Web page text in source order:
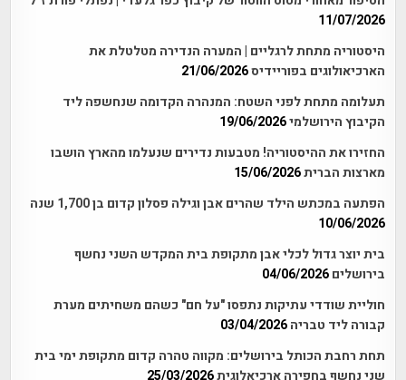
11/07/2026
היסטוריה מתחת לרגליים | המערה הנדירה מטלטלת את
הארכיאולוגים בפוריידיס21/06/2026
תעלומה מתחת לפני השטח: המנהרה הקדומה שנחשפה ליד
הקיבוץ הירושלמי19/06/2026
החזירו את ההיסטוריה! מטבעות נדירים שנעלמו מהארץ הושבו
מארצות הברית15/06/2026
הפתעה במכתש הילד שהרים אבן וגילה פסלון קדום בן 1,700 שנה
10/06/2026
בית יוצר גדול לכלי אבן מתקופת בית המקדש השני נחשף
בירושלים 04/06/2026
חוליית שודדי עתיקות נתפסו "על חם" כשהם משחיתים מערת
קבורה ליד טבריה 03/04/2026
תחת רחבת הכותל בירושלים: מקווה טהרה קדום מתקופת ימי בית
שני נחשף בחפירה ארכיאלוגית25/03/2026